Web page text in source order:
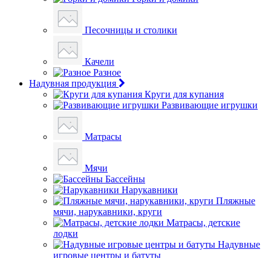
Песочницы и столики
Качели
Разное
Надувная продукция
Круги для купания
Развивающие игрушки
Матрасы
Мячи
Бассейны
Нарукавники
Пляжные
мячи, нарукавники, круги
Матрасы, детские
лодки
Надувные
игровые центры и батуты